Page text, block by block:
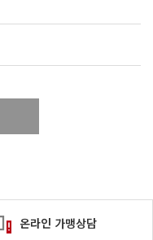
온라인 가맹상담